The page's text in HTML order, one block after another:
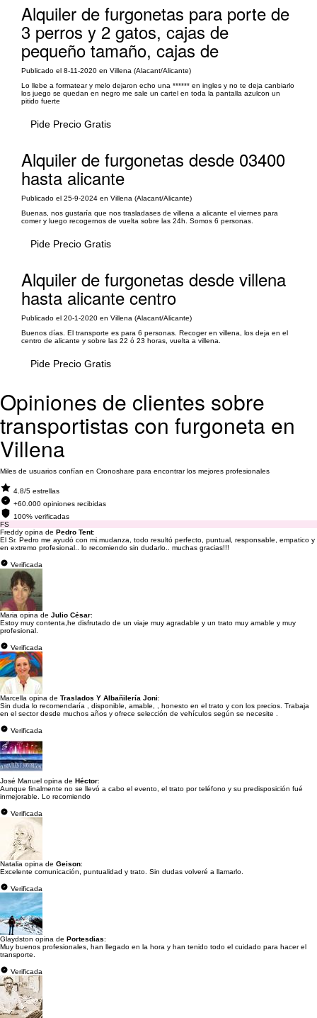
Alquiler de furgonetas para porte de
3 perros y 2 gatos, cajas de
pequeño tamaño, cajas de
Publicado el 8-11-2020 en Villena (Alacant/Alicante)
Lo llebe a formatear y melo dejaron echo una ****** en ingles y no te deja canbiarlo
los juego se quedan en negro me sale un cartel en toda la pantalla azulcon un
pitido fuerte
Pide Precio Gratis
Alquiler de furgonetas desde 03400
hasta alicante
Publicado el 25-9-2024 en Villena (Alacant/Alicante)
Buenas, nos gustaría que nos trasladases de villena a alicante el viernes para
comer y luego recogernos de vuelta sobre las 24h. Somos 6 personas.
Pide Precio Gratis
Alquiler de furgonetas desde villena
hasta alicante centro
Publicado el 20-1-2020 en Villena (Alacant/Alicante)
Buenos días. El transporte es para 6 personas. Recoger en villena, los deja en el
centro de alicante y sobre las 22 ó 23 horas, vuelta a villena.
Pide Precio Gratis
Opiniones de clientes sobre
transportistas con furgoneta en
Villena
Miles de usuarios confían en Cronoshare para encontrar los mejores profesionales
4.8/5 estrellas
+60.000 opiniones recibidas
100% verificadas
FS
Freddy opina de Pedro Tent:
El Sr. Pedro me ayudó con mi.mudanza, todo resultó perfecto, puntual, responsable, empatico y
en extremo profesional.. lo recomiendo sin dudarlo.. muchas gracias!!!
Verificada
Maria opina de Julio César:
Estoy muy contenta,he disfrutado de un viaje muy agradable y un trato muy amable y muy
profesional.
Verificada
Marcella opina de Traslados Y Albañilería Joni:
Sin duda lo recomendaría , disponible, amable, , honesto en el trato y con los precios. Trabaja
en el sector desde muchos años y ofrece selección de vehículos según se necesite .
Verificada
José Manuel opina de Héctor:
Aunque finalmente no se llevó a cabo el evento, el trato por teléfono y su predisposición fué
inmejorable. Lo recomiendo
Verificada
Natalia opina de Geison:
Excelente comunicación, puntualidad y trato. Sin dudas volveré a llamarlo.
Verificada
Glaydston opina de Portesdias:
Muy buenos profesionales, han llegado en la hora y han tenido todo el cuidado para hacer el
transporte.
Verificada